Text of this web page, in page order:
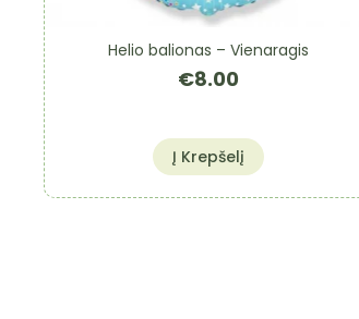
Helio balionas – Vienaragis
€8.00
Į Krepšelį